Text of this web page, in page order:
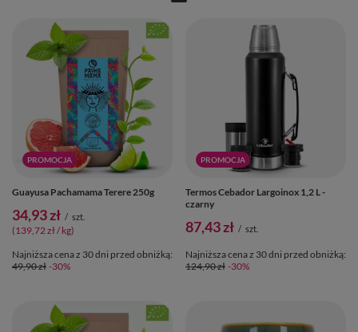
PROMOCJA
Guayusa Pachamama Terere 250g
34,93 zł / szt.
(139,72 zł / kg)
Najniższa cena z 30 dni przed obniżką:
49,90 zł -30%
PROMOCJA
Termos Cebador Largoinox 1,2 L -
czarny
87,43 zł / szt.
Najniższa cena z 30 dni przed obniżką:
124,90 zł -30%